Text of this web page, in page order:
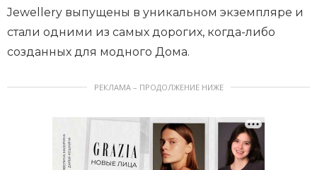
Jewellery выпущены в уникальном экземпляре и
стали одними из самых дорогих, когда-либо
созданных для модного Дома.
РЕКЛАМА – ПРОДОЛЖЕНИЕ НИЖЕ